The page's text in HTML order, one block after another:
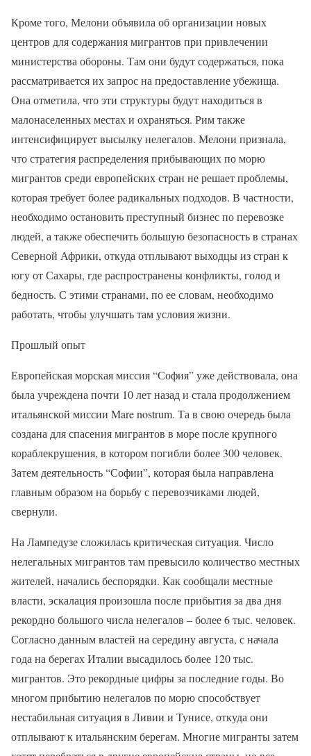
Кроме того, Мелони объявила об организации новых
центров для содержания мигрантов при привлечении
министерства обороны. Там они будут содержаться, пока
рассматривается их запрос на предоставление убежища.
Она отметила, что эти структуры будут находиться в
малонаселенных местах и охраняться. Рим также
интенсифицирует высылку нелегалов. Мелони признала,
что стратегия распределения прибывающих по морю
мигрантов среди европейских стран не решает проблемы,
которая требует более радикальных подходов. В частности,
необходимо остановить преступный бизнес по перевозке
людей, а также обеспечить большую безопасность в странах
Северной Африки, откуда отплывают выходцы из стран к
югу от Сахары, где распространены конфликты, голод и
бедность. С этими странами, по ее словам, необходимо
работать, чтобы улучшать там условия жизни.
Прошлый опыт
Европейская морская миссия “София” уже действовала, она
была учреждена почти 10 лет назад и стала продолжением
итальянской миссии Mare nostrum. Та в свою очередь была
создана для спасения мигрантов в море после крупного
кораблекрушения, в котором погибли более 300 человек.
Затем деятельность “Софии”, которая была направлена
главным образом на борьбу с перевозчиками людей,
свернули.
На Лампедузе сложилась критическая ситуация. Число
нелегальных мигрантов там превысило количество местных
жителей, начались беспорядки. Как сообщали местные
власти, эскалация произошла после прибытия за два дня
рекордно большого числа нелегалов – более 6 тыс. человек.
Согласно данным властей на середину августа, с начала
года на берегах Италии высадилось более 120 тыс.
мигрантов. Это рекордные цифры за последние годы. Во
многом прибытию нелегалов по морю способствует
нестабильная ситуация в Ливии и Тунисе, откуда они
отплывают к итальянским берегам. Многие мигранты затем